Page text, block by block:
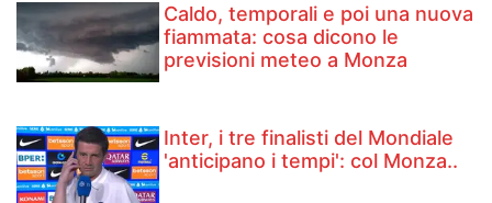
Caldo, temporali e poi una nuova
fiammata: cosa dicono le
previsioni meteo a Monza
Inter, i tre finalisti del Mondiale
'anticipano i tempi': col Monza..